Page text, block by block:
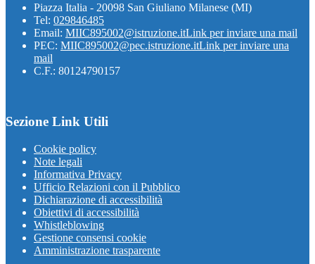
Piazza Italia - 20098 San Giuliano Milanese (MI)
Tel: 029846485
Email: MIIC895002@istruzione.itLink per inviare una mail
PEC: MIIC895002@pec.istruzione.itLink per inviare una
mail
C.F.: 80124790157
Sezione Link Utili
Cookie policy
Note legali
Informativa Privacy
Ufficio Relazioni con il Pubblico
Dichiarazione di accessibilità
Obiettivi di accessibilità
Whistleblowing
Gestione consensi cookie
Amministrazione trasparente